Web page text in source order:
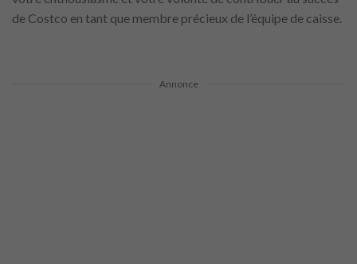
de Costco en tant que membre précieux de l’équipe de caisse.
Annonce